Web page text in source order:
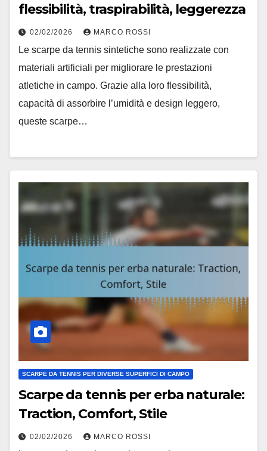
flessibilità, traspirabilità, leggerezza
02/02/2026 MARCO ROSSI
Le scarpe da tennis sintetiche sono realizzate con
materiali artificiali per migliorare le prestazioni
atletiche in campo. Grazie alla loro flessibilità,
capacità di assorbire l’umidità e design leggero,
queste scarpe…
SCARPE DA TENNIS PER DIVERSE SUPERFICI DI CAMPO
Scarpe da tennis per erba naturale:
Traction, Comfort, Stile
02/02/2026 MARCO ROSSI